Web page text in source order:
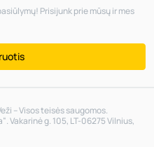
Prisijunk prie mūsų ir mes
– Visos teisės saugomos.
Vakarinė g. 105, LT-06275 Vilnius,